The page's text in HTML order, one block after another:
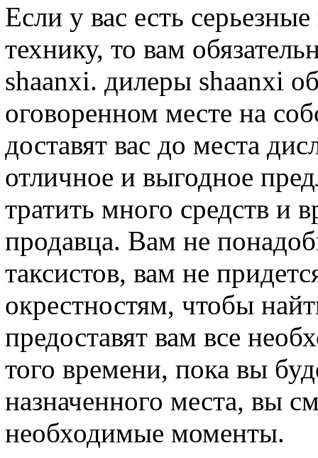
Если у вас есть
технику, то вам
shaanxi. дилеры shaanxi
оговоренном месте на
доставят вас до места
отличное и выгодное
тратить много средств и
продавца. Вам не
таксистов, вам не
окрестностям, чтобы
предоставят вам все
того времени, пока вы
назначенного места, вы
необходимые моменты.